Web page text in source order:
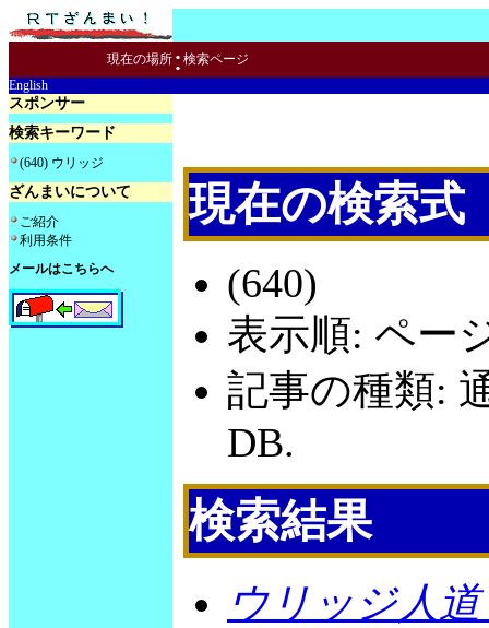
現在の場所 : 検索ページ
English
スポンサー
検索キーワード
(640) ウリッジ
ざんまいについて
ご紹介
利用条件
メールはこちらへ
現在の検索式
(640)
表示順: ペー
記事の種類:
DB.
検索結果
ウリッジ人